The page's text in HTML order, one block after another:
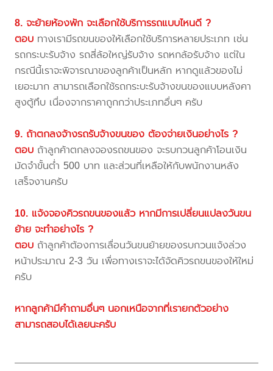
8. จะย้ายห้องพัก จะเลือกใช้บริการรถแบบไหนดี ?
ตอบ ทางเรามีรถขนของให้เลือกใช้บริการหลายประเภท เช่น
รถกระบะรับจ้าง รถสี่ล้อใหญ่รับจ้าง รถหกล้อรับจ้าง แต่ใน
กรณีนี้เราจะพิจารณาของลูกค้าเป็นหลัก หากดูแล้วของไม่
เยอะมาก สามารถเลือกใช้รถกระบะรับจ้างขนของแบบหลังคา
สูงตู้ทึบ เนื่องจากราคาถูกกว่าประเภทอื่นๆ ครับ
9. ถ้าตกลงจ้างรถรับจ้างขนของ ต้องจ่ายเงินอย่างไร ?
ตอบ ถ้าลูกค้าตกลงจองรถขนของ จะรบกวนลูกค้าโอนเงิน
มัดจำขั้นต่ำ 500 บาท และส่วนที่เหลือให้กับพนักงานหลัง
เสร็จงานครับ
10. แจ้งจองคิวรถขนของแล้ว หากมีการเปลี่ยนแปลงวันขน
ย้าย จะทำอย่างไร ?
ตอบ ถ้าลูกค้าต้องการเลื่อนวันขนย้ายของรบกวนแจ้งล่วง
หน้าประมาณ 2-3 วัน เพื่อทางเราจะได้จัดคิวรถขนของให้ใหม่
ครับ
หากลูกค้ามีคำถามอื่นๆ นอกเหนือจากที่เรายกตัวอย่าง
สามารถสอบได้เลยนะครับ